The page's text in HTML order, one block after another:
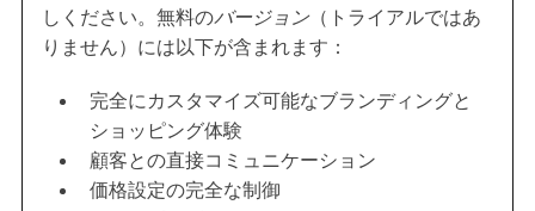
しください。無料のバージョン（トライアルではあ
りません）には以下が含まれます：
完全にカスタマイズ可能なブランディングと
ショッピング体験
顧客との直接コミュニケーション
価格設定の完全な制御